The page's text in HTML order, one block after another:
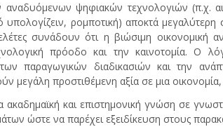
ψηφιακών τεχνολογιών (π.χ.
υπολογίζειν, ρομποτική) αποκτά
συνάδουν ότι η βιώσιμη οικονομική
πρόοδο και την καινοτομία. Ο
των παραγωγικών διαδικασιών και την
μεγάλη προστιθέμενη αξία σε μια οικονομία,
και επιστημονική γνώση σε
ώστε να παρέχει εξειδίκευση στους